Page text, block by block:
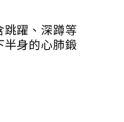
躍、深蹲等
身的心肺鍛